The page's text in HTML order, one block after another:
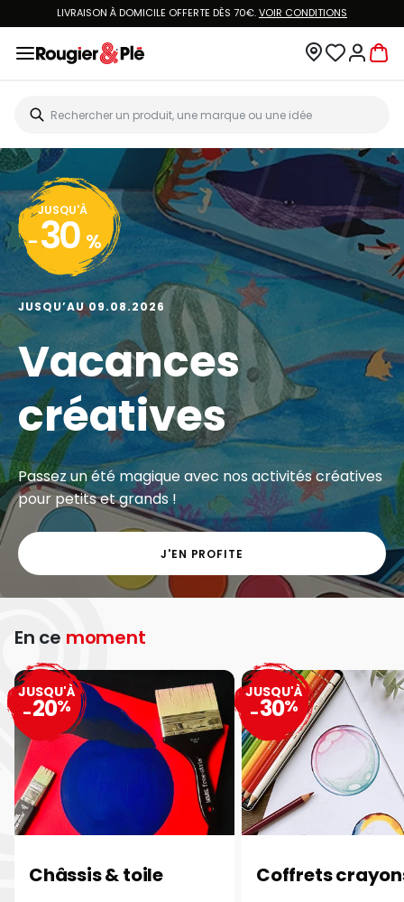
LIVRAISON À DOMICILE OFFERTE DÈS 70€.VOIR CONDITIONS
JUSQU'À
- 30 %
JUSQU’AU 09.08.2026
Vacances
créatives
Passez un été magique avec nos activités créatives
pour petits et grands !
J'EN PROFITE
En ce moment
Châssis & toile
JUSQU'À
-20%
Coffrets
JUSQU'À
-30%